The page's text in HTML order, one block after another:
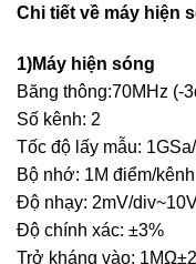
Chi tiết về máy hiện
1)Máy hiện sóng
Băng thông:70MHz (-
Số kênh: 2
Tốc độ lấy mẫu:
Bộ nhớ: 1M điểm/kênh
Độ nhạy: 2mV/
Độ chính xác: ±3%
Trở kháng vào: